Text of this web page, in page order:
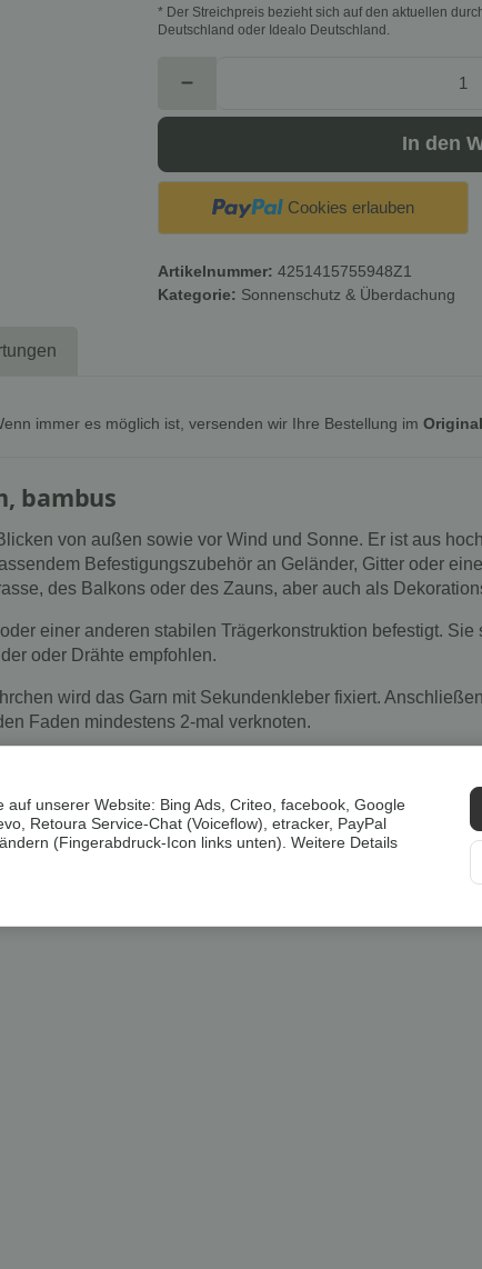
* Der Streichpreis bezieht sich auf den aktuellen
Deutschland oder Idealo Deutschland.
In den
Cookies erlauben
Artikelnummer: 4251415755948Z1
Kategorie: Sonnenschutz & Überdachung
immer es möglich ist, versenden wir Ihre Bestellung im
bambus
von außen sowie vor Wind und Sonne. Er ist aus
Befestigungszubehör an Geländer, Gitter oder
des Balkons oder des Zauns, aber auch als
einer anderen stabilen Trägerkonstruktion befestigt.
oder Drähte empfohlen.
wird das Garn mit Sekundenkleber fixiert.
Faden mindestens 2-mal verknoten.
geeignet
auch als Dekorationselement
unserer Website: Bing Ads, Criteo, facebook, Google
Retoura Service-Chat (Voiceflow), etracker, PayPal
(Fingerabdruck-Icon links unten). Weitere Details